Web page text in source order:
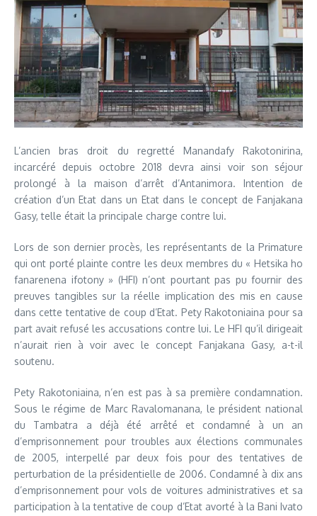
L’ancien bras droit du regretté Manandafy Rakotonirina,
incarcéré depuis octobre 2018 devra ainsi voir son séjour
prolongé à la maison d’arrêt d’Antanimora. Intention de
création d’un Etat dans un Etat dans le concept de Fanjakana
Gasy, telle était la principale charge contre lui.
Lors de son dernier procès, les représentants de la Primature
qui ont porté plainte contre les deux membres du « Hetsika ho
fanarenena ifotony » (HFI) n’ont pourtant pas pu fournir des
preuves tangibles sur la réelle implication des mis en cause
dans cette tentative de coup d’Etat. Pety Rakotoniaina pour sa
part avait refusé les accusations contre lui. Le HFI qu’il dirigeait
n’aurait rien à voir avec le concept Fanjakana Gasy, a-t-il
soutenu.
Pety Rakotoniaina, n’en est pas à sa première condamnation.
Sous le régime de Marc Ravalomanana, le président national
du Tambatra a déjà été arrêté et condamné à un an
d’emprisonnement pour troubles aux élections communales
de 2005, interpellé par deux fois pour des tentatives de
perturbation de la présidentielle de 2006. Condamné à dix ans
d’emprisonnement pour vols de voitures administratives et sa
participation à la tentative de coup d’Etat avorté à la Bani Ivato